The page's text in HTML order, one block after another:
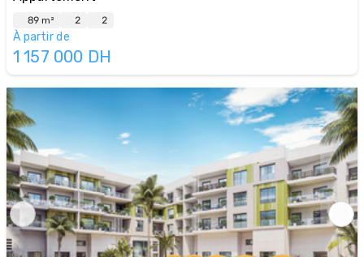
89 m² 2 2
À partir de
1 157 000 DH